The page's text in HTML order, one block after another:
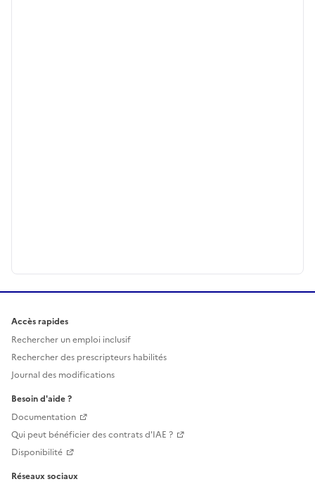
Accès rapides
Rechercher un emploi inclusif
Rechercher des prescripteurs habilités
Journal des modifications
Besoin d'aide ?
Documentation
Qui peut bénéficier des contrats d'IAE ?
Disponibilité
Réseaux sociaux